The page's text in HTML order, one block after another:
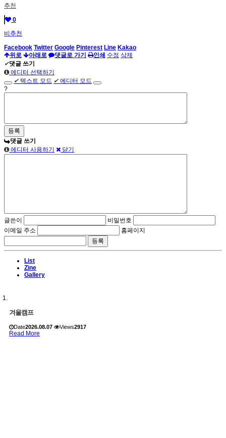
추천
0
비추천
Facebook Twitter Google Pinterest Line Kakao
위로
아래로 댓글로 가기 인쇄 수정 삭제
✔댓글 쓰기
에디터 선택하기
✔ 텍스트 모드 ✔에디터 모드
?
댓글 쓰기
에디터 사용하기
닫기
글쓴이
비밀번호
이메일 주소
홈페이지
List
Zine
Gallery
겨울캠프
Date2026.08.07 Views2917
Read More